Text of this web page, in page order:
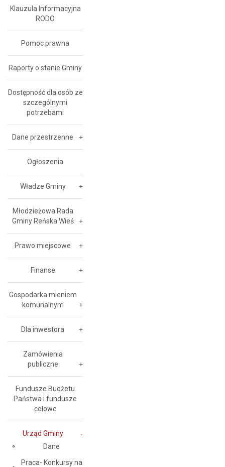
Klauzula Informacyjna
RODO
Pomoc prawna
Raporty o stanie Gminy
Dostępność dla osób ze
szczególnymi
potrzebami
Dane przestrzenne
Ogłoszenia
Władze Gminy
Młodzieżowa Rada
Gminy Reńska Wieś
Prawo miejscowe
Finanse
Gospodarka mieniem
komunalnym
Dla inwestora
Zamówienia
publiczne
Fundusze Budżetu
Państwa i fundusze
celowe
Urząd Gminy
Dane
Praca- Konkursy na